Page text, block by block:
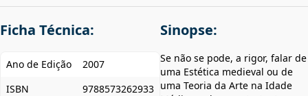
Ficha Técnica:
Ano de Edição
2007
ISBN
9788573262933
Sinopse:
Se não se pode, a rigor, falar de
uma Estética medieval ou de
uma Teoria da Arte na Idade